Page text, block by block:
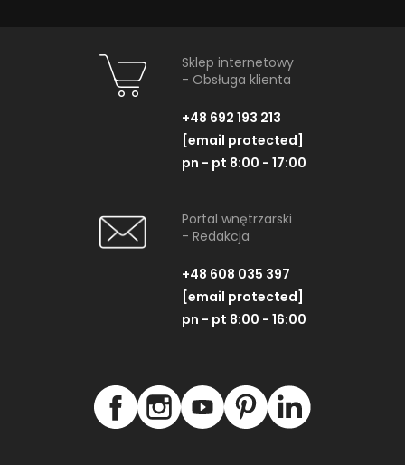
Sklep internetowy
- Obsługa klienta
+48 692 193 213
[email protected]
pn - pt 8:00 - 17:00
Portal wnętrzarski
- Redakcja
+48 608 035 397
[email protected]
pn - pt 8:00 - 16:00